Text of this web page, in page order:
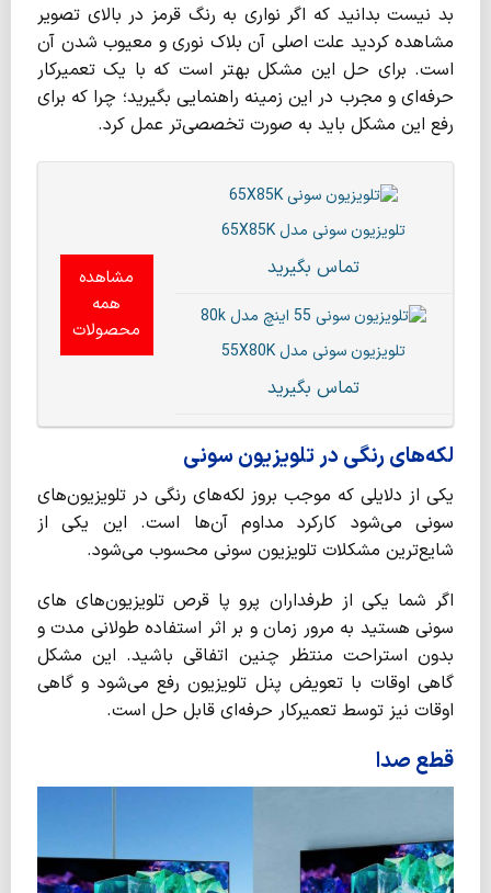
بد نیست بدانید که اگر نواری به رنگ قرمز در بالای تصویر
مشاهده کردید علت اصلی آن بلاک نوری و معیوب شدن آن
است. برای حل این مشکل بهتر است که با یک تعمیرکار
حرفه‌ای و مجرب در این زمینه راهنمایی بگیرید؛ چرا که برای
رفع این مشکل باید به صورت تخصصی‌تر عمل کرد.
تلویزیون سونی مدل 65X85K
تماس بگیرید
تلویزیون سونی مدل 55X80K
تماس بگیرید
مشاهده
همه
محصولات
لکه‌های رنگی در تلویزیون سونی
یکی از دلایلی که موجب بروز لکه‌های رنگی در تلویزیون‌های
سونی می‌شود کارکرد مداوم آن‌ها است. این یکی از
شایع‌ترین مشکلات تلویزیون سونی محسوب می‌شود.
اگر شما یکی از طرفداران پرو پا قرص تلویزیون‌های های
سونی هستید به مرور زمان و بر اثر استفاده طولانی مدت و
بدون استراحت منتظر چنین اتفاقی باشید. این مشکل
گاهی اوقات با تعویض پنل تلویزیون رفع می‌شود و گاهی
اوقات نیز توسط تعمیرکار حرفه‌ای قابل حل است.
قطع صدا